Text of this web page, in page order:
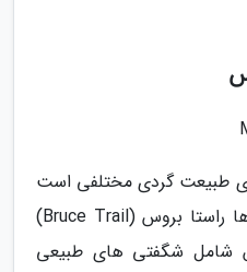
طبیعت گردی مختلفی است
که یکی از شناخته ترین آن ها راستا بروس (Bruce Trail)
شامل شگفتی های طبیعی